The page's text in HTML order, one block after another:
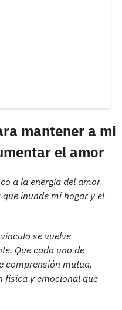
mantener a mi
el amor
a la energía del amor
inunde mi hogar y el
se vuelve
Que cada uno de
comprensión mutua,
física y emocional que